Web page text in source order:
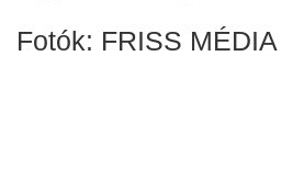
Fotók: FRISS MÉDIA